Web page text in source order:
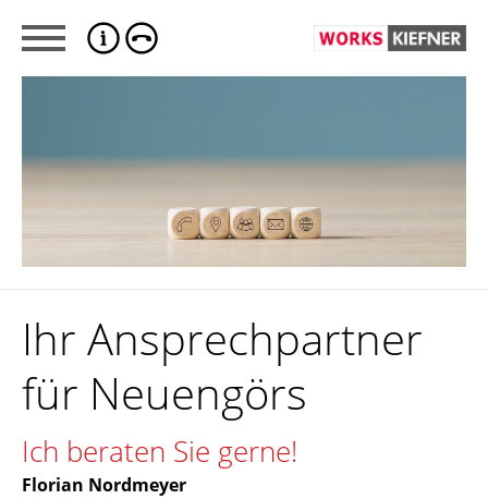
Ihr Ansprechpartner
für Neuengörs
Ich beraten Sie gerne!
Florian Nordmeyer